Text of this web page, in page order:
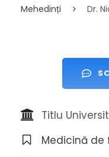
Mehedinți
Dr.
Titlu
Medicină